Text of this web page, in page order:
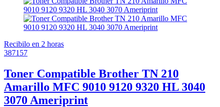
Recibilo en 2 horas
387157
Toner Compatible Brother TN 210
Amarillo MFC 9010 9120 9320 HL 3040
3070 Ameriprint